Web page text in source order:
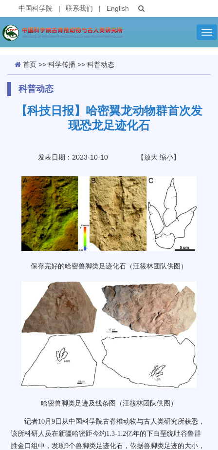
中国科学院 | 联系我们 | English
首页 >> 科学传播 >> 科普动态
科普动态
【科技日报】哈密翼龙动物群首次发
现恐龙足迹化石
发表日期：2023-10-10 【放大 缩小】
保存完好的哈密兽脚类足迹化石（汪筱林团队供图）
哈密兽脚类足迹及线条图（汪筱林团队供图）
记者10月9日从中国科学院古脊椎动物与古人类研究所获悉，
该所科研人员在新疆哈密距今约1.3-1.2亿年的下白垩统吐谷鲁群
胜金口组中，发现9个兽脚类足迹化石，依据兽脚类足迹的大小，